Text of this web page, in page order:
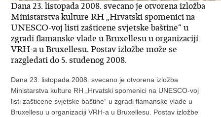
Dana 23. listopada 2008. svecano je otvorena izložba
Ministarstva kulture RH „Hrvatski spomenici na
UNESCO-voj listi zašticene svjetske baštine“ u
zgradi flamanske vlade u Bruxellesu u organizaciji
VRH-a u Bruxellesu. Postav izložbe može se
razgledati do 5. studenog 2008.
Dana 23. listopada 2008. svecano je otvorena izložba
Ministarstva kulture RH „Hrvatski spomenici na UNESCO-voj
listi zašticene svjetske baštine“ u zgradi flamanske vlade u
Bruxellesu u organizaciji VRH-a u Bruxellesu. Postav izložbe